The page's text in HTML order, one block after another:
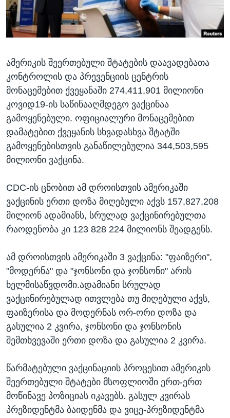
ᲡᲢᲣᲓᲘᲐ ᲕᲐᲨᲘᲜᲒᲢᲝᲜᲘ
ᲔᲙᲝᲜᲝᲛᲘᲙᲐ
ᲯᲐᲜᲛᲠᲗᲔᲚᲝᲑᲐ
ᲘᲜᲢᲔᲠᲕᲘᲣ
ᲙᲣᲚᲢᲣᲠᲐ
ᲒᲐᲚᲘᲚᲔᲝ
ᲓᲔᲖᲘᲜᲤᲝᲠᲛᲐᲪᲘᲐ
Learning English
ენები
ამერიკის შეერთებული შტატების დაავადებათა
კონტროლის და პრევენციის ცენტრის
მონაცემებით ქვეყანაში 274,411,901 მილიონი
კოვიდ19-ის საწინააღმდეგო ვაქცინაა
გამოყენებული. ოფიციალური მონაცემებით
დამატებით ქვეყანის სხვადასხვა შტატში
გამოყენებისთვის განაწილებულია 344,503,595
მილიონი ვაქცინა.
CDC-ის ცნობით ამ დროისთვის ამერიკაში
ვაქცინის ერთი დოზა მიღებული აქვს 157,827,208
მილიონ ადამიანს, სრულად ვაქცინირებულთა
რაოდენობა კი 123 828 224 მილიონს შეადგენს.
ამ დროისთვის ამერიკაში 3 ვაქცინა: "ფაიზერი",
"მოდერნა" და "ჯონსონი და ჯონსონი" არის
ხელმისაწვდომი.ადამიანი სრულად
ვაქცინირებულად ითვლება თუ მიღებული აქვს,
ფაიზერისა და მოდერნას ​ორ-ორი დოზა და
გასულია 2 კვირა, ჯონსონი და ჯონსონის
შემთხვევაში ერთი დოზა და გასულია 2 კვირა.
წარმატებული ვაქცინაციის პროცესით ამერიკის
შეერთებული შტატები მსოფლიოში ერთ-ერთ
მოწინავე პოზიციას იკავებს. გასულ კვირას
პრეზიდენტმა ბაიდენმა და ვიცე-პრეზიდენტმა